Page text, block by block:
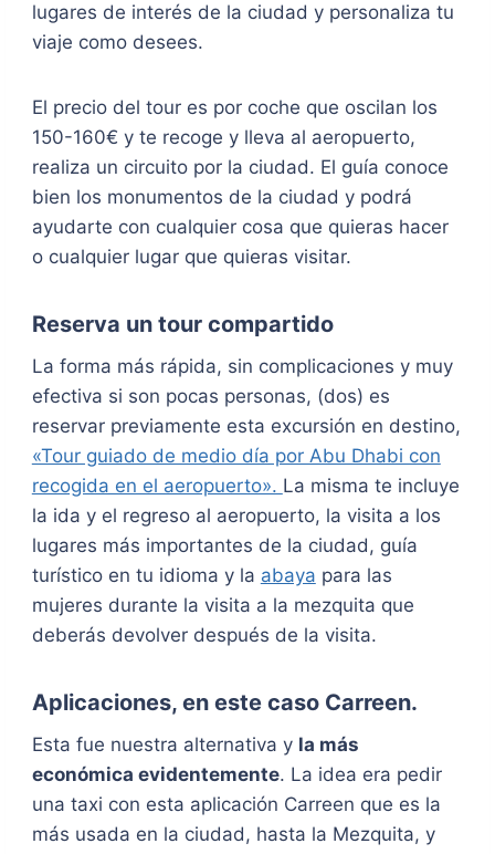
lugares de interés de la ciudad y personaliza tu
viaje como desees.
El precio del tour es por coche que oscilan los
150-160€ y te recoge y lleva al aeropuerto,
realiza un circuito por la ciudad. El guía conoce
bien los monumentos de la ciudad y podrá
ayudarte con cualquier cosa que quieras hacer
o cualquier lugar que quieras visitar.
Reserva un tour compartido
La forma más rápida, sin complicaciones y muy
efectiva si son pocas personas, (dos) es
reservar previamente esta excursión en destino,
«Tour guiado de medio día por Abu Dhabi con
recogida en el aeropuerto». La misma te incluye
la ida y el regreso al aeropuerto, la visita a los
lugares más importantes de la ciudad, guía
turístico en tu idioma y la abaya para las
mujeres durante la visita a la mezquita que
deberás devolver después de la visita.
Aplicaciones, en este caso Carreen.
Esta fue nuestra alternativa y la más
económica evidentemente. La idea era pedir
una taxi con esta aplicación Carreen que es la
más usada en la ciudad, hasta la Mezquita, y